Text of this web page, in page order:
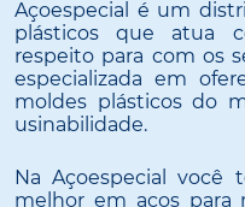
Açoespecial é um
plásticos que atua
respeito para com os
especializada em
moldes plásticos do
usinabilidade.
Na Açoespecial
melhor em aços para